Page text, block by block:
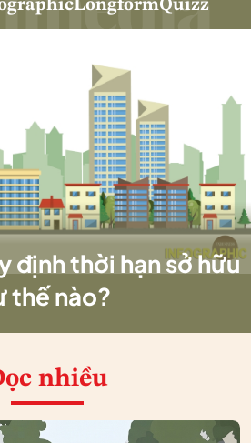
LongformQuizz
định thời hạn sở hữu
thế nào?
nhiều